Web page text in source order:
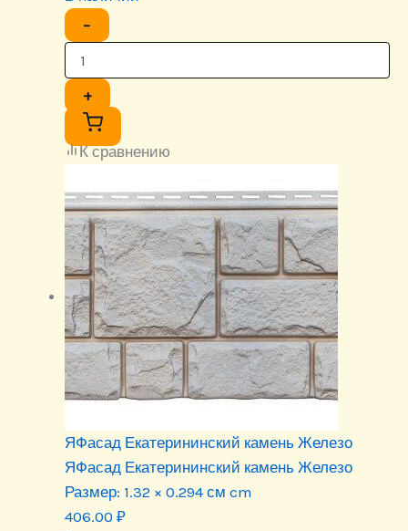
−
+
К сравнению
ЯФасад Екатерининский камень Железо
ЯФасад Екатерининский камень Железо
Размер: 1.32 × 0.294 см cm
406.00 ₽